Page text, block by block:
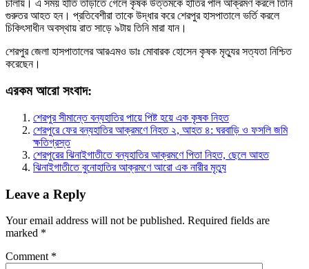
চালায়। এ সময় হাতি তাড়াতে গেলে কৃষক উত্তমকে হাতির পাল আক্রমণ করলে তিনি
গুরুতর আহত হন। প্রতিবেশীরা তাকে উদ্ধার করে শেরপুর হাসপাতালে ভর্তি করলে
চিকিৎসাধীন অবস্থায় রাত সাড়ে ৯টায় তিনি মারা যান।
শেরপুর জেলা হাসপাতালের আরএমও ডাঃ মোবারক হোসেন কৃষক মৃত্যুর সত্যতা নিশ্চিত
করেছেন।
এরকম আরো সংবাদ:
শেরপুর সীমান্তে বন্যহাতির পায়ে পিষ্ট হয়ে এক কৃষক নিহত
শেরপুরে ফের বন্যহাতির আক্রমণে নিহত ২, আহত ৪: ঘরবাড়ি ও ফসলি জমি
ক্ষতিগ্রস্ত
শেরপুরের ঝিনাইগাতীতে বন্যহাতির আক্রমণে পিতা নিহত, ছেলে আহত
ঝিনাইগাতীতে বুনোহাতির আক্রমণে আরো এক নারীর মৃত্যু
Leave a Reply
Your email address will not be published. Required fields are
marked *
Comment *